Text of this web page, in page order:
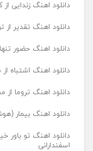
دانلود اهنگ زندایی
دانلود اهنگ تقدیر از
دانلود اهنگ حضور
دانلود اهنگ اشتباه از
دانلود اهنگ تروما از
دانلود اهنگ بیمار
دانلود اهنگ تو
اسفندارانی